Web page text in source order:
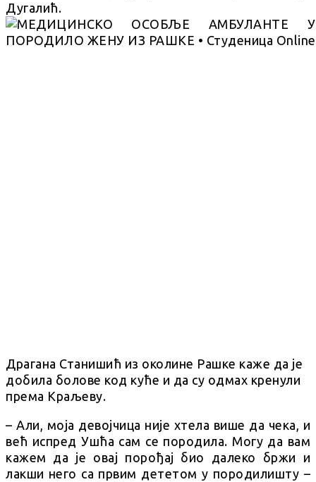
Дугалић.
Драгана Станишић из околине Рашке каже да је
добила болове код куће и да су одмах кренули
према Краљеву.
– Али, моја девојчица није хтела више да чека, и
већ испред Ушћа сам се породила. Могу да вам
кажем да је овај порођај био далеко бржи и
лакши него са првим дететом у породилишту –